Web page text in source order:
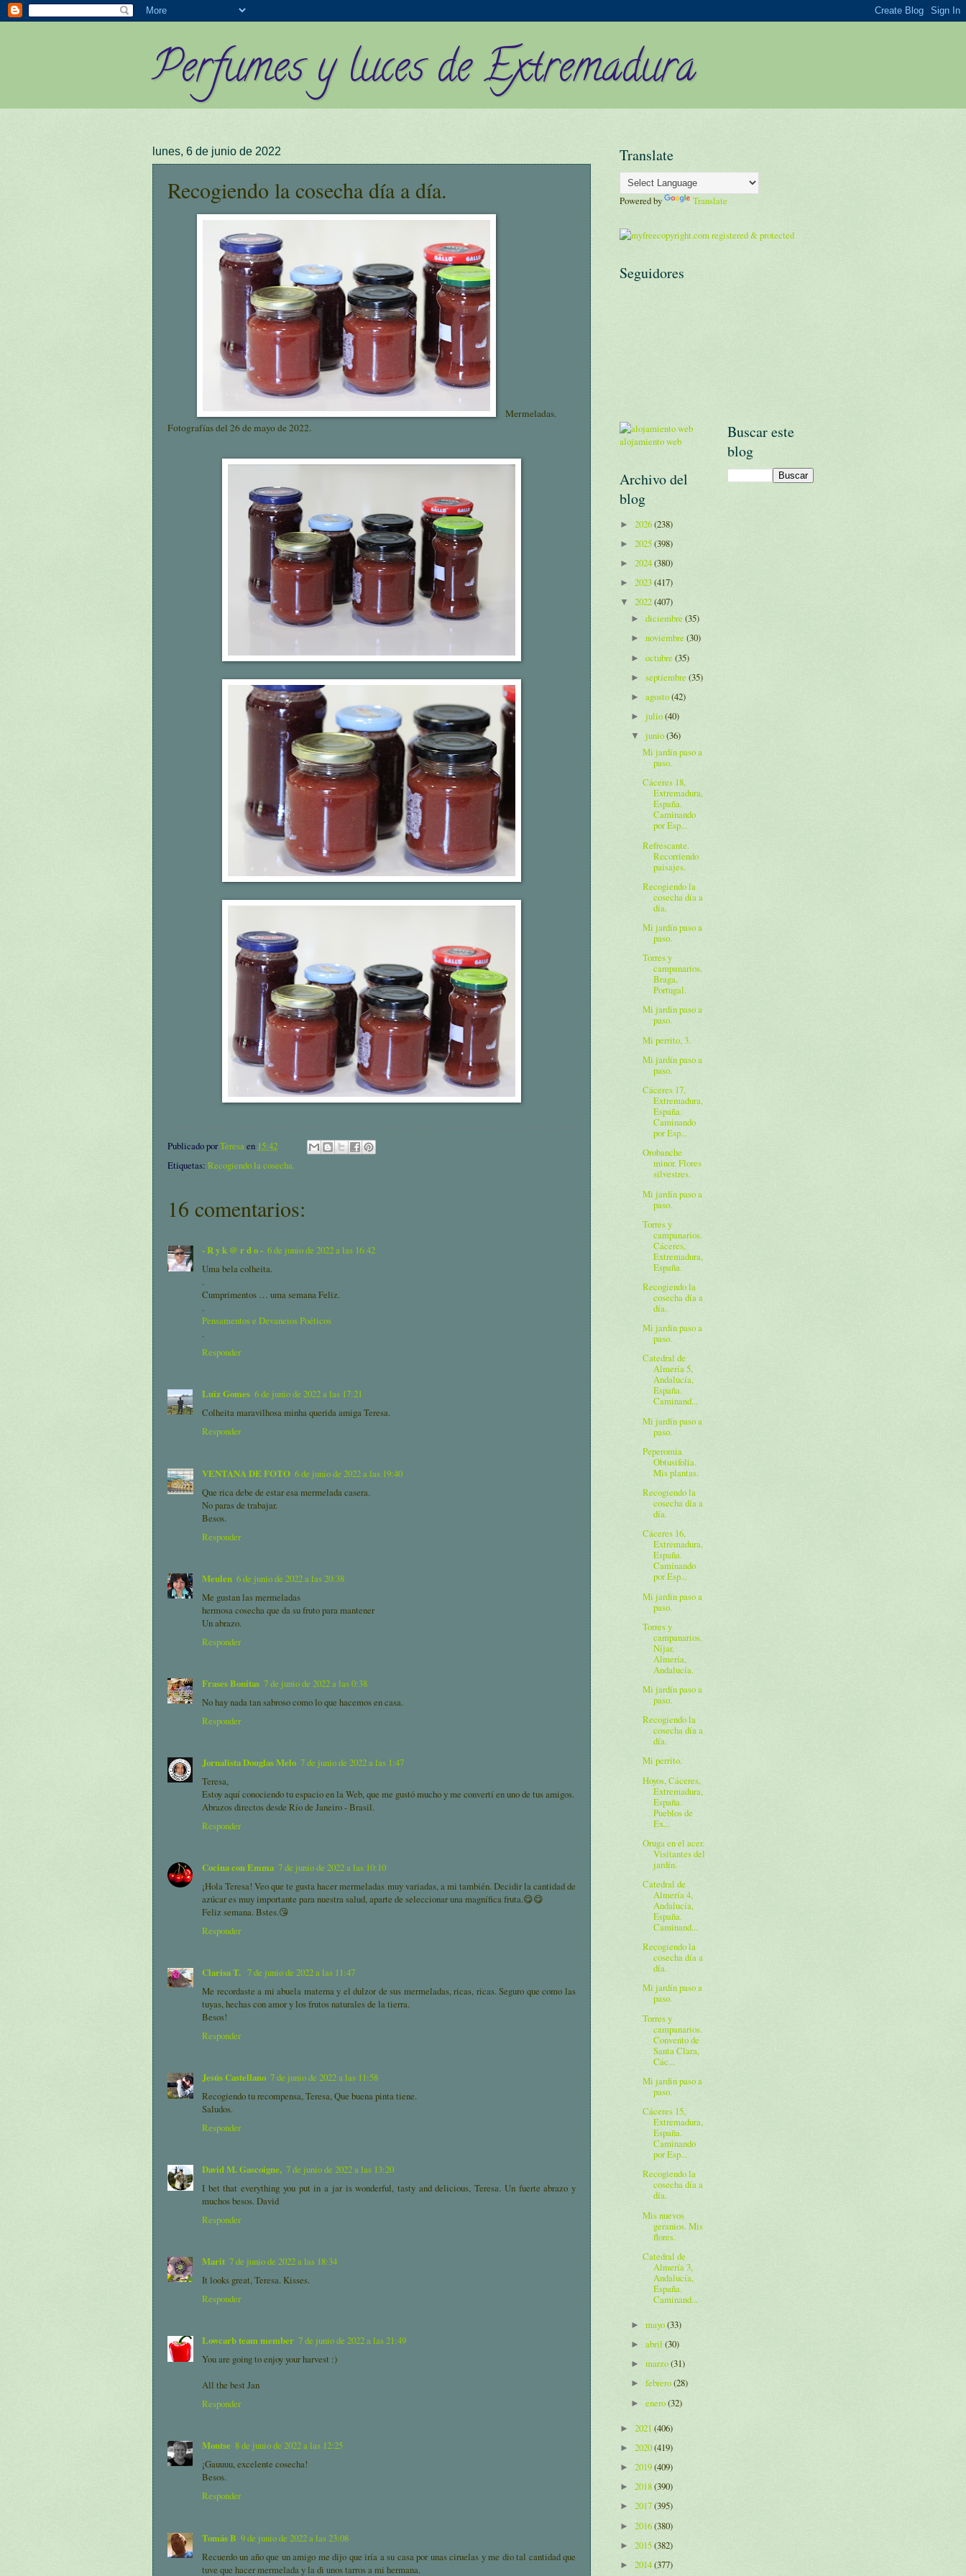
Perfumes y luces de Extremadura
lunes, 6 de junio de 2022
Recogiendo la cosecha día a día.
Mermeladas.
Fotografías del 26 de mayo de 2022.
Publicado porTeresaen 15:42
Etiquetas: Recogiendo la cosecha.
16 comentarios:
- R y k @ r d o - 6 de junio de 2022 a las 16:42
Uma bela colheita.
.
Cumprimentos … uma semana Feliz.
.
Pensamentos e Devaneios Poéticos
.
Responder
Luiz Gomes 6 de junio de 2022 a las 17:21
Colheita maravilhosa minha querida amiga Teresa.
Responder
VENTANA DE FOTO 6 de junio de 2022 a las 19:40
Que rica debe de estar esa mermelada casera.
No paras de trabajar.
Besos.
Responder
Meulen 6 de junio de 2022 a las 20:38
Me gustan las mermeladas
hermosa cosecha que da su fruto para mantener
Un abrazo.
Responder
Frases Bonitas 7 de junio de 2022 a las 0:38
No hay nada tan sabroso como lo que hacemos en casa.
Responder
Jornalista Douglas Melo 7 de junio de 2022 a las 1:47
Teresa,
Estoy aquí conociendo tu espacio en la Web, que me gustó mucho y me convertí en uno de tus amigos.
Abrazos directos desde Río de Janeiro - Brasil.
Responder
Cocina con Emma 7 de junio de 2022 a las 10:10
¡Hola Teresa! Veo que te gusta hacer mermeladas muy variadas, a mi también. Decidir la cantidad de
azúcar es muy importante para nuestra salud, aparte de seleccionar una magnífica fruta.😋😋
Feliz semana. Bstes.😘
Responder
Clarisa T. 7 de junio de 2022 a las 11:47
Me recordaste a mi abuela materna y el dulzor de sus mermeladas, ricas, ricas. Seguro que como las
tuyas, hechas con amor y los frutos naturales de la tierra.
Besos!
Responder
Jesús Castellano 7 de junio de 2022 a las 11:58
Recogiendo tu recompensa, Teresa, Que buena pinta tiene.
Saludos.
Responder
David M. Gascoigne, 7 de junio de 2022 a las 13:20
I bet that everything you put in a jar is wonderful, tasty and delicious, Teresa. Un fuerte abrazo y
muchos besos. David
Responder
Marit 7 de junio de 2022 a las 18:34
It looks great, Teresa. Kisses.
Responder
Lowcarb team member 7 de junio de 2022 a las 21:49
You are going to enjoy your harvest :)
All the best Jan
Responder
Montse 8 de junio de 2022 a las 12:25
¡Gauuuu, excelente cosecha!
Besos.
Responder
Tomás B 9 de junio de 2022 a las 23:08
Recuerdo un año que un amigo me dijo que iría a su casa por unas ciruelas y me dio tal cantidad que
tuve que hacer mermelada y la di unos tarros a mi hermana.
Translate
Powered by Translate
Seguidores
alojamiento web
Archivo del
blog
► 2026(238)
► 2025(398)
► 2024(380)
► 2023(417)
▼ 2022(407)
►diciembre(35)
►noviembre(30)
►octubre(35)
►septiembre(35)
►agosto(42)
►julio(40)
▼junio(36)
Mi jardín paso a
paso.
Cáceres 18,
Extremadura,
España.
Caminando
por Esp...
Refrescante.
Recorriendo
paisajes.
Recogiendo la
cosecha día a
día.
Mi jardín paso a
paso.
Torres y
campanarios.
Braga,
Portugal.
Mi jardín paso a
paso.
Mi perrito, 3.
Mi jardín paso a
paso.
Cáceres 17,
Extremadura,
España.
Caminando
por Esp...
Orobanche
minor. Flores
silvestres.
Mi jardín paso a
paso.
Torres y
campanarios.
Cáceres,
Extremadura,
España.
Recogiendo la
cosecha día a
día.
Mi jardín paso a
paso.
Catedral de
Almería 5,
Andalucía,
España.
Caminand...
Mi jardín paso a
paso.
Peperomia
Obtusifolia.
Mis plantas.
Recogiendo la
cosecha día a
día.
Cáceres 16,
Extremadura,
España.
Caminando
por Esp...
Mi jardín paso a
paso.
Torres y
campanarios.
Níjar,
Almería,
Andalucía.
Mi jardín paso a
paso.
Recogiendo la
cosecha día a
día.
Mi perrito.
Hoyos, Cáceres,
Extremadura,
España.
Pueblos de
Ex...
Oruga en el acer.
Visitantes del
jardín.
Catedral de
Almería 4,
Andalucía,
España.
Caminand...
Recogiendo la
cosecha día a
día.
Mi jardín paso a
paso.
Torres y
campanarios.
Convento de
Santa Clara,
Các...
Mi jardín paso a
paso.
Cáceres 15,
Extremadura,
España.
Caminando
por Esp...
Recogiendo la
cosecha día a
día.
Mis nuevos
geranios. Mis
flores.
Catedral de
Almería 3,
Andalucía,
España.
Caminand...
►mayo(33)
►abril(30)
►marzo(31)
►febrero(28)
►enero(32)
► 2021 (406)
► 2020(419)
► 2019(409)
► 2018(390)
► 2017(395)
► 2016(380)
► 2015(382)
► 2014(377)
Buscar este
blog